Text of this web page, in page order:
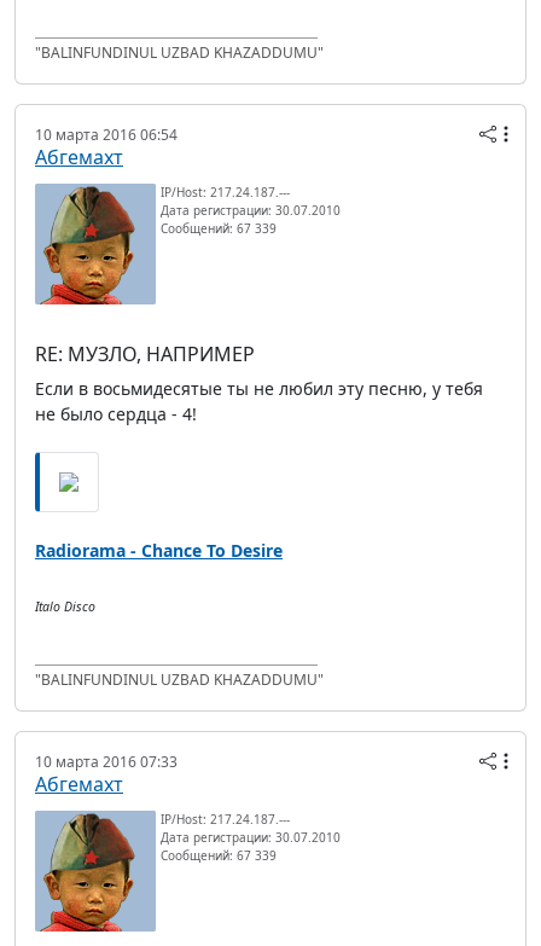
"BALINFUNDINUL UZBAD KHAZADDUMU"
10 марта 2016 06:54
Абгемахт
IP/Host: 217.24.187.---
Дата регистрации: 30.07.2010
Сообщений: 67 339
RE: МУЗЛО, НАПРИМЕР
Если в восьмидесятые ты не любил эту песню, у тебя
не было сердца - 4!
Radiorama - Chance To Desire
Italo Disco
"BALINFUNDINUL UZBAD KHAZADDUMU"
10 марта 2016 07:33
Абгемахт
IP/Host: 217.24.187.---
Дата регистрации: 30.07.2010
Сообщений: 67 339